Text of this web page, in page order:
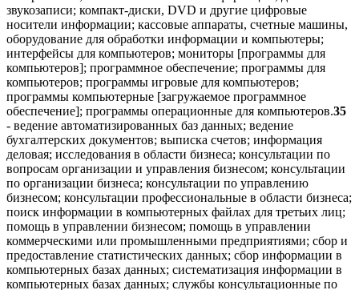
звукозаписи; компакт-диски, DVD и другие цифровые
носители информации; кассовые аппараты, счетные машины,
оборудование для обработки информации и компьютеры;
интерфейсы для компьютеров; мониторы [программы для
компьютеров]; программное обеспечение; программы для
компьютеров; программы игровые для компьютеров;
программы компьютерные [загружаемое программное
обеспечение]; программы операционные для компьютеров.35
- ведение автоматизированных баз данных; ведение
бухгалтерских документов; выписка счетов; информация
деловая; исследования в области бизнеса; консультации по
вопросам организации и управления бизнесом; консультации
по организации бизнеса; консультации по управлению
бизнесом; консультации профессиональные в области бизнеса;
поиск информации в компьютерных файлах для третьих лиц;
помощь в управлении бизнесом; помощь в управлении
коммерческими или промышленными предприятиями; сбор и
предоставление статистических данных; сбор информации в
компьютерных базах данных; систематизация информации в
компьютерных базах данных; службы консультационные по